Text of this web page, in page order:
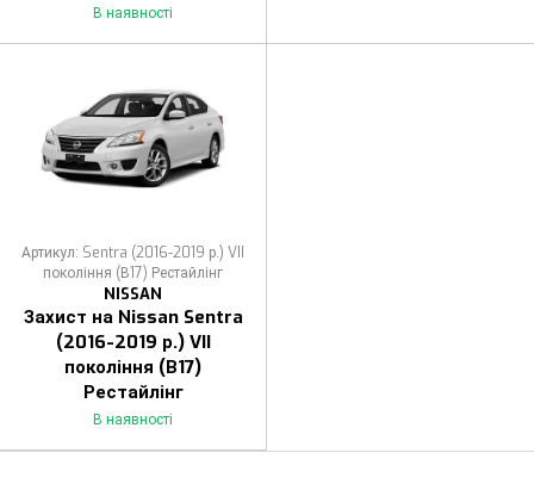
В наявності
Артикул: Sentra (2016-2019 р.) VII
покоління (В17) Рестайлінг
NISSAN
Захист на Nissan Sentra
(2016-2019 р.) VII
покоління (В17)
Рестайлінг
В наявності